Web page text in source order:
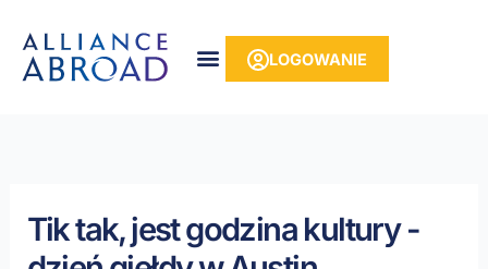
treści
treści
LOGOWANIE
Tik tak, jest godzina kultury -